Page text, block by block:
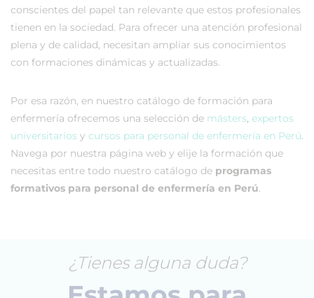
conscientes del papel tan relevante que estos profesionales
tienen en la sociedad. Para ofrecer una atención profesional
plena y de calidad, necesitan ampliar sus conocimientos
con formaciones dinámicas y actualizadas.
Por esa razón, en nuestro catálogo de formación para
enfermería ofrecemos una selección de másters, expertos
universitarios y cursos para personal de enfermería en Perú.
Navega por nuestra página web y elije la formación que
necesitas entre todo nuestro catálogo de programas
formativos para personal de enfermería en Perú.
¿Tienes alguna duda?